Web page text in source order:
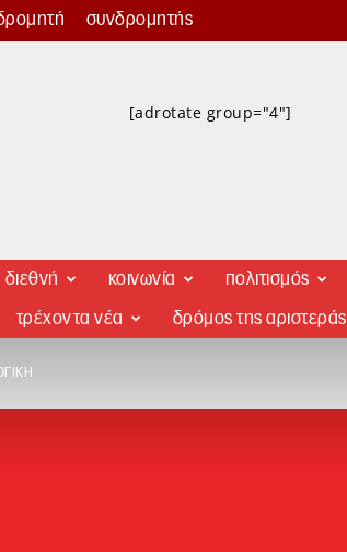
συνδρομητής
[adrotate group="4"]
διεθνή κοινωνία πολιτισμός
τρέχοντα νέα δρόμος της αριστεράς